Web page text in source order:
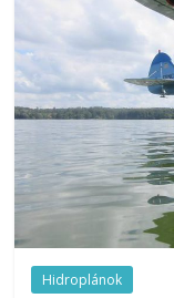
Hidroplánok